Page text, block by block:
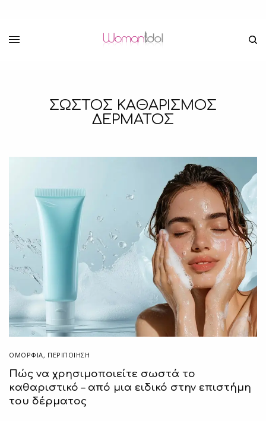
ΣΩΣΤΟΣ ΚΑΘΑΡΙΣΜΟΣ
ΔΕΡΜΑΤΟΣ
ΟΜΟΡΦΙΑ, ΠΕΡΙΠΟΊΗΣΗ
Πώς να χρησιμοποιείτε σωστά το
καθαριστικό – από μια ειδικό στην επιστήμη
του δέρματος